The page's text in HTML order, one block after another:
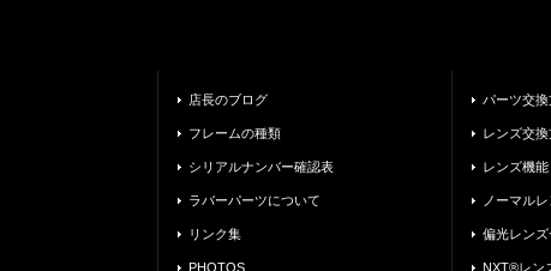
店長のブログ
フレームの種類
シリアルナンバー確認表
ラバーパーツについて
リンク集
PHOTOS
パーツ交
レンズ交
レンズ機能
ノーマル
偏光レンズ
NXT®レン